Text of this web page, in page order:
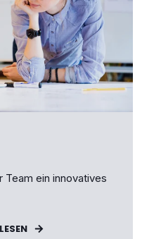
Team ein innovatives